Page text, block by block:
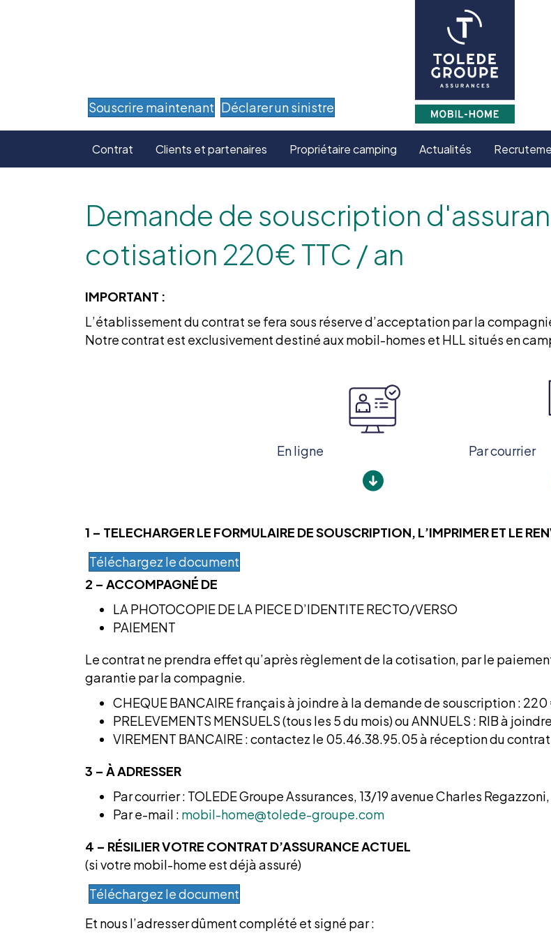
Souscrire maintenant Déclarer un sinistre
Contrat Clients et partenaires Propriétaire camping Actualités
Demande de souscription
cotisation 220€ TTC / an
IMPORTANT :
L’établissement du contrat se fera sous réserve d’acceptation par la
Notre contrat est exclusivement destiné aux mobil-homes et HLL situés en
En ligne Par courrier
1 – TELECHARGER LE FORMULAIRE DE SOUSCRIPTION, L’IMPRIMER ET LE
Téléchargez le document
2 – ACCOMPAGNÉ DE
LA PHOTOCOPIE DE LA PIECE D’IDENTITE RECTO/VERSO
PAIEMENT
Le contrat ne prendra effet qu’après règlement de la cotisation, par le
garantie par la compagnie.
CHEQUE BANCAIRE françaisà joindre à la demande de souscription : 220
PRELEVEMENTS MENSUELS (tous les 5 du mois) ou ANNUELS : RIB à
VIREMENT BANCAIRE :contactez le 05.46.38.95.05 à réception du contrat
3 – À ADRESSER
Par courrier : TOLEDE Groupe Assurances, 13/19 avenue Charles
Par e-mail : mobil-home@tolede-groupe.com
4 – RÉSILIER VOTRE CONTRAT D’ASSURANCE ACTUEL
(si votre mobil-home est déjà assuré)
Téléchargez le document
Et nous l’adresser dûment complété et signé par :